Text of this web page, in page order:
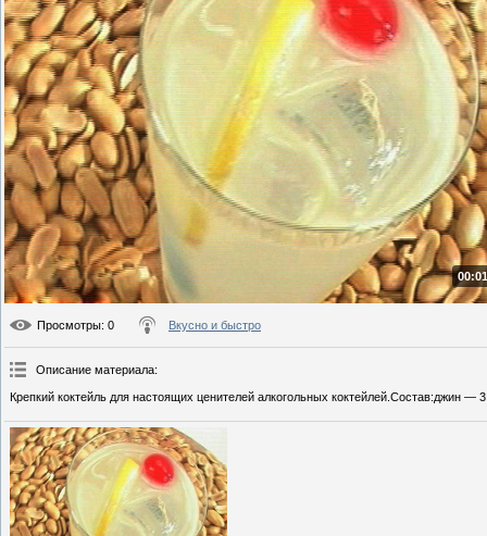
Просмотры: 0 Вкусно и быстро
Описание материала:
Крепкий коктейль для настоящих ценителей алкогольных коктейлей.Состав:джин